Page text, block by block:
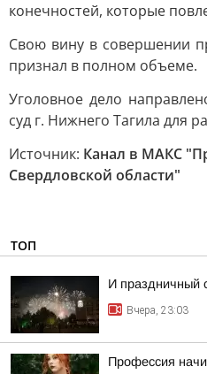
конечностей, которые
Свою вину в совершении
признал в полном объеме.
Уголовное дело
суд г. Нижнего Тагила для
Источник: Канал в МАКС
Свердловской области"
ТОП
И праздничный
Вчера, 23:03
Профессия